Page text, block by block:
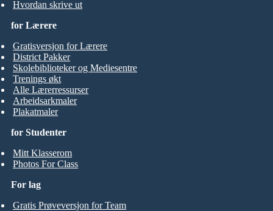
Hvordan skrive ut
for Studenter
Mitt Klasserom
Photos For Class
for Lærere
Gratisversjon for Lærere
District Pakker
Skolebiblioteker og Mediesentre
Trenings økt
Alle Lærerressurser
Arbeidsarkmaler
Plakatmaler
For lag
Gratis Prøveversjon for Team